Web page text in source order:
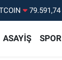
79.591,74
ASAYİŞ SPOR